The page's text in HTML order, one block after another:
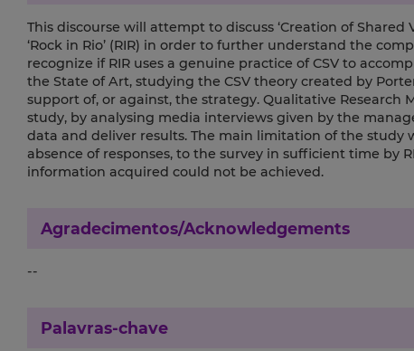
This discourse will attempt to discuss ‘Creation of
‘Rock in Rio’ (RIR) in order to further understand the
recognize if RIR uses a genuine practice of CSV to
the State of Art, studying the CSV theory created by
support of, or against, the strategy. Qualitative Research
study, by analysing media interviews given by the
data and deliver results. The main limitation of the
absence of responses, to the survey in sufficient time by
information acquired could not be achieved.
Agradecimentos/Acknowledgements
--
Palavras-chave